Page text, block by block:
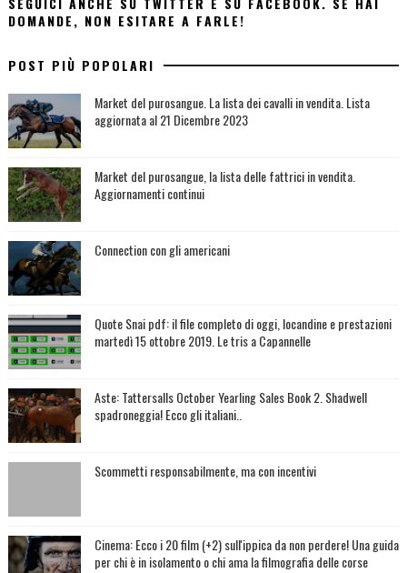
DOMANDE, NON ESITARE A FARLE!
POST PIÙ POPOLARI
Market del purosangue. La lista dei cavalli in vendita. Lista
aggiornata al 21 Dicembre 2023
Market del purosangue, la lista delle fattrici in vendita.
Aggiornamenti continui
Connection con gli americani
Quote Snai pdf: il file completo di oggi, locandine e prestazioni
martedì 15 ottobre 2019. Le tris a Capannelle
Aste: Tattersalls October Yearling Sales Book 2. Shadwell
spadroneggia! Ecco gli italiani..
Scommetti responsabilmente, ma con incentivi
Cinema: Ecco i 20 film (+2) sull'ippica da non perdere! Una guida
per chi è in isolamento o chi ama la filmografia delle corse